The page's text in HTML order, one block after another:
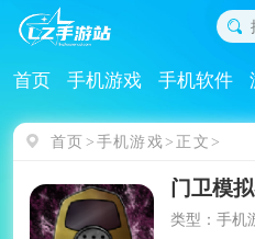
首页 手机游戏 手机软件
首页 手机游戏 正文
门卫模
类型：手机